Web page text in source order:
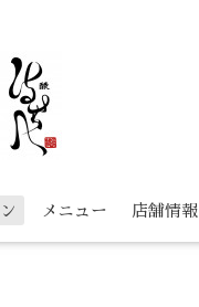
メニュー 店舗情報